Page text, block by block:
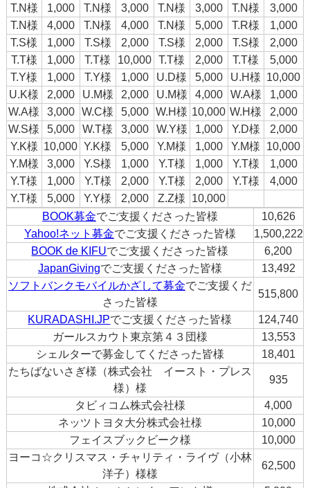
T.N様 1,000 T.N様 3,000 T.N様 3,000 T.N様
3,000
T.N様
4,000 T.N様 4,000 T.N様 5,000 T.R様
1,000
T.S様
1,000 T.S様 2,000 T.S様 2,000 T.S様
2,000
T.T様
1,000 T.T様 10,000 T.T様 2,000 T.T様
5,000
T.Y様
1,000 T.Y様 1,000 U.D様 5,000 U.H様 10,000
U.K様
2,000 U.M様 2,000 U.M様 4,000 W.A様
1,000
W.A様
3,000 W.C様 5,000 W.H様 10,000 W.H様
2,000
W.S様
5,000 W.T様 3,000 W.Y様 1,000 Y.D様
2,000
Y.K様 10,000 Y.K様 5,000 Y.M様 1,000 Y.M様
10,000
Y.M様
3,000 Y.S様 1,000 Y.T様 1,000 Y.T様
1,000
Y.T様
1,000 Y.T様 2,000 Y.T様 2,000 Y.T様
4,000
Y.T様
5,000 Y.Y様 2,000 Z.Z様
10,000
BOOK募金でご支援くださった皆様
10,626
Yahoo!ネット募金でご支援くださった皆様
1,500,222
BOOK de KIFUでご支援くださった皆様
6,200
JapanGivingでご支援くださった皆様
13,492
ソフトバンクモバイルかざして募金でご支援くだ
さった皆様
515,800
KURADASHI.JPでご支援くださった皆様
124,740
ガールスカウト東京第４３団様
13,553
シェルターで募金してくださった皆様
18,401
たちばないさぎ様（株式会社 イースト・プレス
様）様
935
タビィコム株式会社様
4,000
ネッツトヨタ大分株式会社様
10,000
フェイスブックビーク様
10,000
ヨーコ☆クリスマス・チャリティ・ライヴ（小林
洋子）様様
62,500